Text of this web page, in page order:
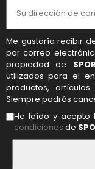
Me gustaría recibir
por correo
propiedad de
utilizados para el
productos,
Siempre podrás
He leído y acepto
condiciones de